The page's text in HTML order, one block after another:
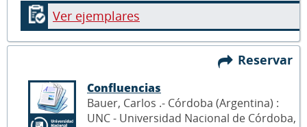
Ver ejemplares
Reservar
Confluencias
Bauer, Carlos .- Córdoba (Argentina) :
UNC - Universidad Nacional de Córdoba,